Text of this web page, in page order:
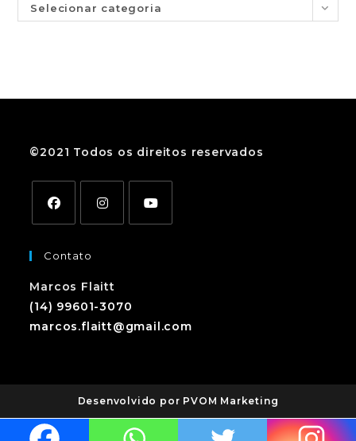
Selecionar categoria
©2021 Todos os direitos reservados
Contato
Marcos Flaitt
(14) 99601-3070
marcos.flaitt@gmail.com
Desenvolvido por PVOM Marketing